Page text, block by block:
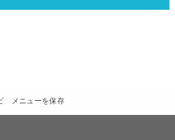
メニューを保存